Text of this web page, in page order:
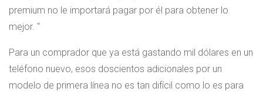
premium no le importará pagar por él para obtener lo
mejor.
Para un comprador que ya está gastando mil dólares en un
teléfono nuevo, esos doscientos adicionales por un
modelo de primera línea no es tan difícil como lo es para